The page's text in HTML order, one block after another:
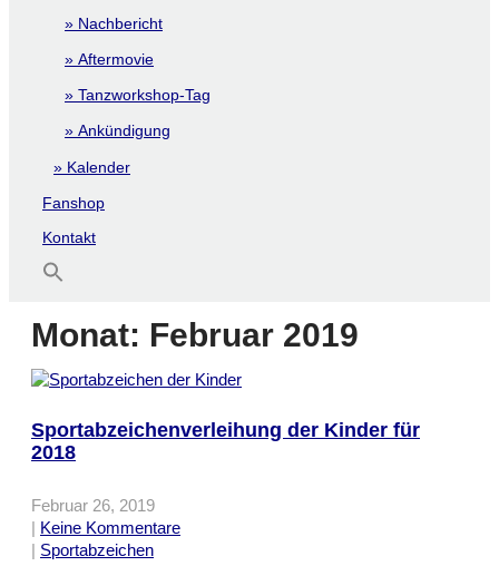
Nachbericht
Aftermovie
Tanzworkshop-Tag
Ankündigung
Kalender
Fanshop
Kontakt
Monat: Februar 2019
Sportabzeichenverleihung der Kinder für
2018
Februar 26, 2019
| Keine Kommentare
| Sportabzeichen